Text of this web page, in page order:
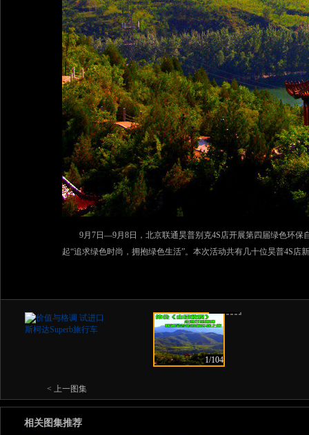
9月7日—9月8日，北京联通昊普别克4S店开展第四届绿色环
起“追求绿色时尚，拥抱绿色生活”。本次活动共有几十位昊普4S
< 上一图集
1/104
相关图集推荐